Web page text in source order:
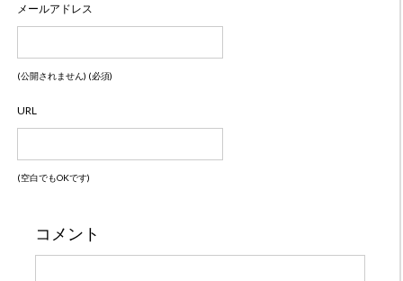
メールアドレス
(公開されません) (必須)
URL
(空白でもOKです)
コメント